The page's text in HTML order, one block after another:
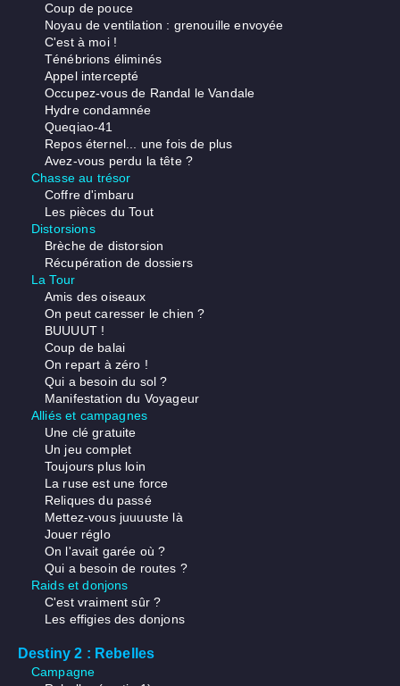
Coup de pouce
Noyau de ventilation : grenouille envoyée
C'est à moi !
Ténébrions éliminés
Appel intercepté
Occupez-vous de Randal le Vandale
Hydre condamnée
Queqiao-41
Repos éternel... une fois de plus
Avez-vous perdu la tête ?
Chasse au trésor
Coffre d'imbaru
Les pièces du Tout
Distorsions
Brèche de distorsion
Récupération de dossiers
La Tour
Amis des oiseaux
On peut caresser le chien ?
BUUUUT !
Coup de balai
On repart à zéro !
Qui a besoin du sol ?
Manifestation du Voyageur
Alliés et campagnes
Une clé gratuite
Un jeu complet
Toujours plus loin
La ruse est une force
Reliques du passé
Mettez-vous juuuuste là
Jouer réglo
On l'avait garée où ?
Qui a besoin de routes ?
Raids et donjons
C'est vraiment sûr ?
Les effigies des donjons
Destiny 2 : Rebelles
Campagne